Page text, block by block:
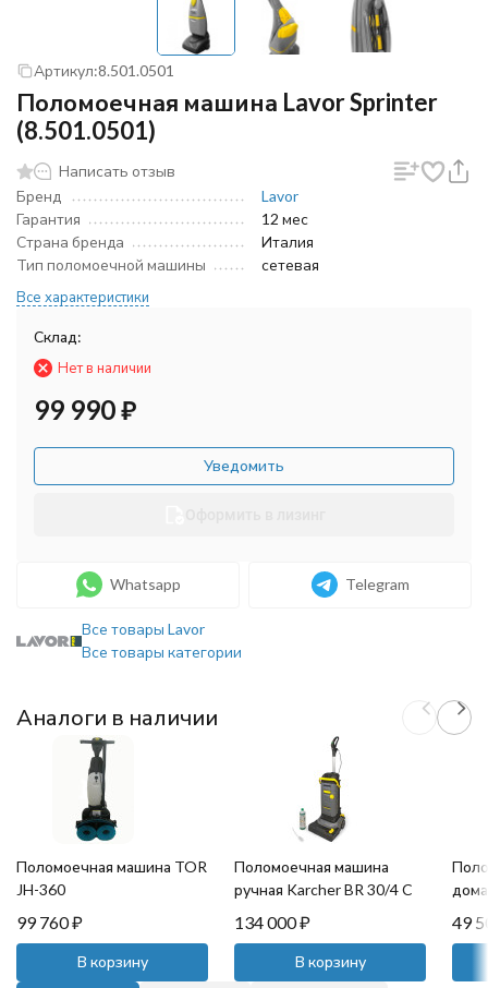
Артикул:8.501.0501
Поломоечная машина Lavor Sprinter
(8.501.0501)
Написать отзыв
Бренд
Lavor
Гарантия
12 мес
Страна бренда
Италия
Тип поломоечной машины
сетевая
Все характеристики
Склад:
Нет в наличии
99 990₽
Уведомить
Whatsapp Telegram
Все товары Lavor
Все товары категории
Аналоги в наличии
Поломоечная машина TOR
JH-360
99 760₽
В корзину
Поломоечная машина
ручная Karcher BR 30/4 C
134 000₽
В корзину
49